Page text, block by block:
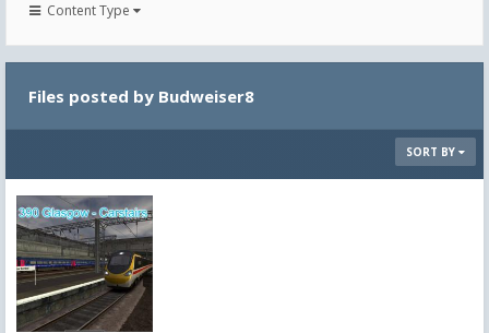
Content Type
Files posted by Budweiser8
SORT BY